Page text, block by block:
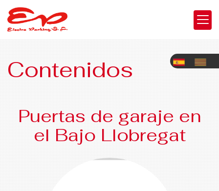
Contenidos
Puertas de garaje en
el Bajo Llobregat